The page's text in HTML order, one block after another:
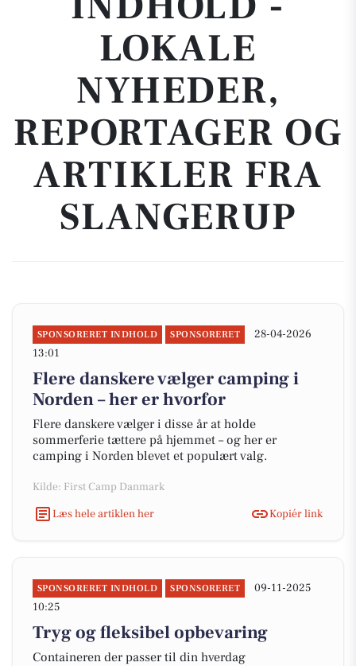
LOKALE
NYHEDER,
REPORTAGER OG
ARTIKLER FRA
SLANGERUP
SPONSORERET INDHOLD SPONSORERET
28-04-2026
13:01
Flere danskere vælger camping i
Norden – her er hvorfor
Flere danskere vælger i disse år at holde
sommerferie tættere på hjemmet – og her er
camping i Norden blevet et populært valg.
Kilde: First Camp Danmark
Læs hele artiklen her
Kopiér link
SPONSORERET INDHOLD SPONSORERET
09-11-2025
10:25
Tryg og fleksibel opbevaring
Containeren der passer til din hverdag